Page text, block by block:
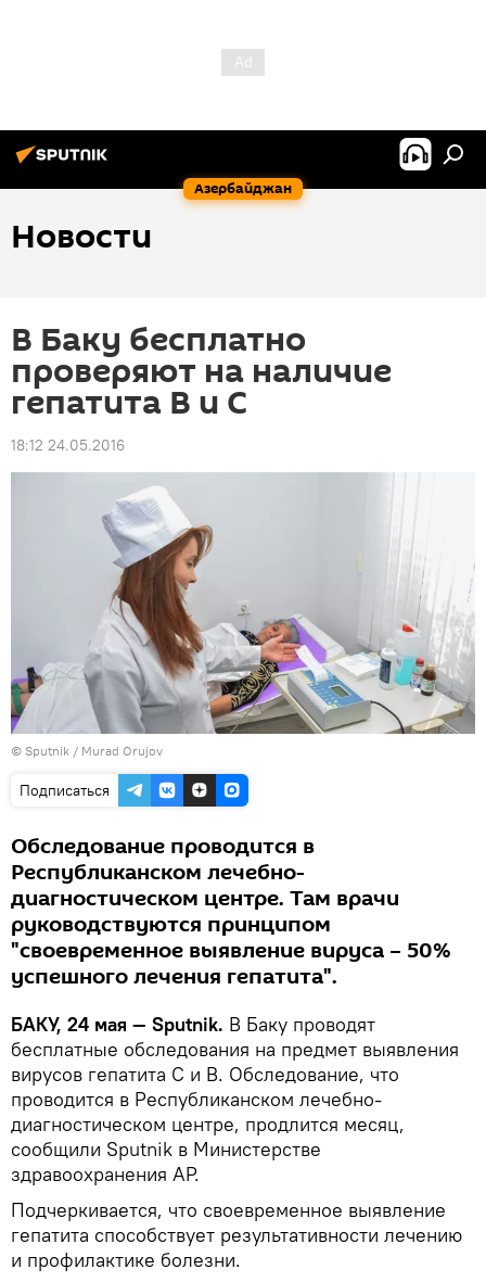
Азербайджан
Новости
В Баку бесплатно
проверяют на наличие
гепатита В и С
18:12 24.05.2016
© Sputnik / Murad Orujov
Подписаться
Обследование проводится в
Республиканском лечебно-
диагностическом центре. Там врачи
руководствуются принципом
"своевременное выявление вируса – 50%
успешного лечения гепатита".
БАКУ, 24 мая — Sputnik. В Баку проводят
бесплатные обследования на предмет выявления
вирусов гепатита С и В. Обследование, что
проводится в Республиканском лечебно-
диагностическом центре, продлится месяц,
сообщили Sputnik в Министерстве
здравоохранения АР.
Подчеркивается, что своевременное выявление
гепатита способствует результативности лечению
и профилактике болезни.